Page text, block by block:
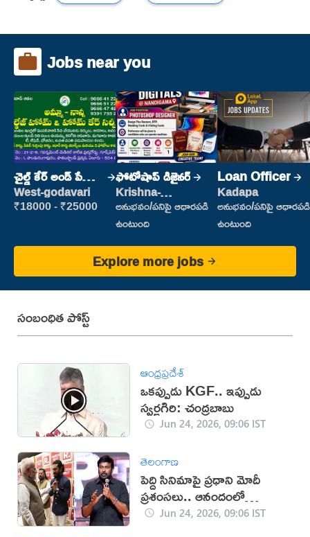
Jobs near you
చైల్డ్ కేర్ అండ్ పేషెంట్
కేర్
West-godavari
₹18000 - ₹25000
ఫోటోషాప్ డిజైనర్
Krishna-
vijayawada
అనుభవం/పనిపై ఆధారపడి
ఉంటుంది
Loan Officer
Kadapa
అనుభవం/పనిపై ఆధారపడి
ఉంటుంది
Explore more jobs
సంబంధిత పోస్ట్
ఆంధ్రప్రదేశ్
ఒకప్పుడు KGF.. ఇప్పుడు
స్వర్ణగిరి: చంద్రబాబు
Jun 24, 2026, 09:06 IST
తెలంగాణ
పెద్ది సినిమాపై ప్రధాని మోదీ
ప్రశంసలు.. ఆనందంలో
మెగాస్టార్
Jun 24, 2026, 09:06 IST